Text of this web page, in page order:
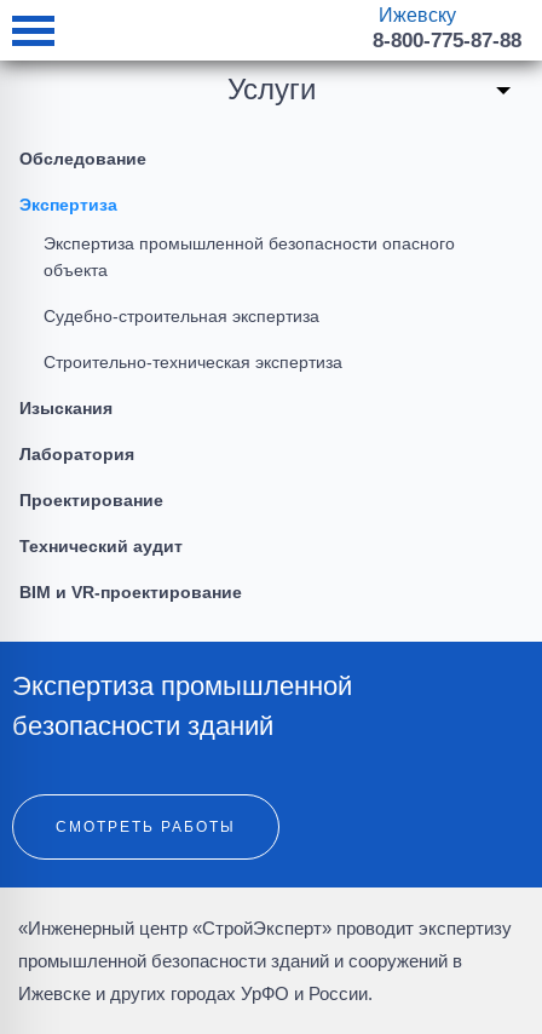
Ижевску
8-800-775-87-88
Услуги
Обследование
Экспертиза
Экспертиза промышленной безопасности опасного
объекта
Судебно-строительная экспертиза
Строительно-техническая экспертиза
Изыскания
Лаборатория
Проектирование
Технический аудит
BIM и VR-проектирование
Экспертиза промышленной
безопасности зданий
СМОТРЕТЬ РАБОТЫ
«Инженерный центр «СтройЭксперт» проводит экспертизу
промышленной безопасности зданий и сооружений в
Ижевске и других городах УрФО и России.